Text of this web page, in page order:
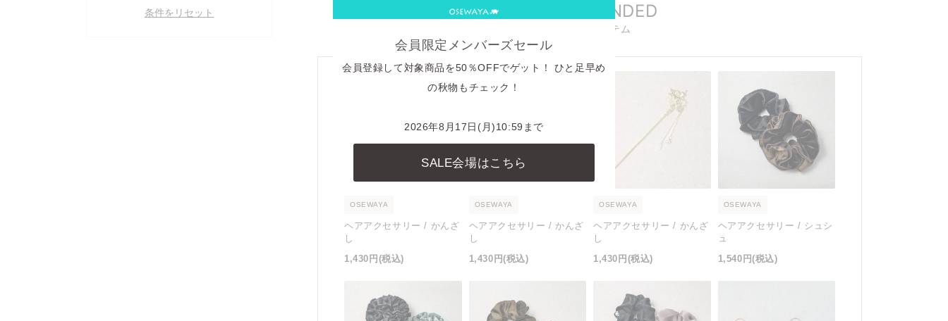
条件をリセット RECOMMENDED
おすすめアイテム
OSEWAYA
ヘアアクセサリー / かんざ
し
1,430円(税込)
OSEWAYA
ヘアアクセサリー / かんざ
し
1,430円(税込)
OSEWAYA
ヘアアクセサリー / かんざ
し
1,430円(税込)
OSEWAYA
ヘアアクセサリー / シュシ
ュ
1,540円(税込)
会員限定メンバーズセール
会員登録して対象商品を50％OFFでゲット！ ひと足早め
の秋物もチェック！
2026年8月17日(月)10:59まで
SALE会場はこちら